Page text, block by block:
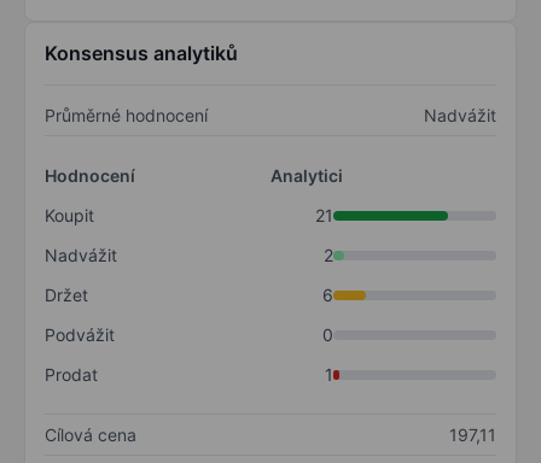
Konsensus analytiků
Průměrné hodnocení Nadvážit
Hodnocení
Analytici
Koupit
21
Nadvážit
2
Držet
6
Podvážit
0
Prodat
1
Cílová cena
197,11